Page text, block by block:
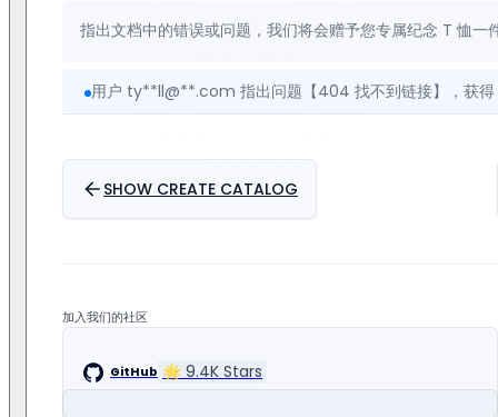
指出文档中的错误或问题，我们将会赠予您专属纪念 T 恤一
用户 ty**ll@**.com 指出问题【404 找不到链接】，获
用户 bo**yf@gmail.com 提出建议【存储过程相关的文档
用户 7**99@qq.com 指出问题【没看到 range + 时间方
用户 ue**ke@163.com 指出问题【注释与命令不符，拼
SHOW CREATE CATALOG
加入我们的社区
GitHub 🌟 9.4K Stars